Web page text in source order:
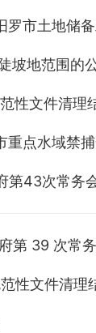
罗市土地储
坡地范围的
性文件清理
重点水域禁
第43次常务
第 39 次常
性文件清理